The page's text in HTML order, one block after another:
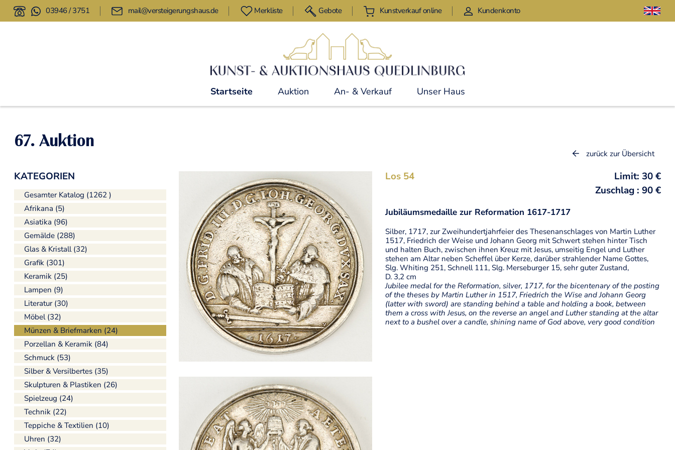
03946 / 3751 mail@versteigerungshaus.de Merkliste Gebote Kunstverkauf online Kundenkonto
Startseite Auktion An- & Verkauf Unser Haus
67. Auktion
KATEGORIEN
Gesamter Katalog (1262 )
Afrikana (5)
Asiatika (96)
Gemälde (288)
Glas & Kristall (32)
Grafik (301)
Keramik (25)
Lampen (9)
Literatur (30)
Möbel (32)
Münzen & Briefmarken (24)
Porzellan & Keramik (84)
Schmuck (53)
Silber & Versilbertes (35)
Skulpturen & Plastiken (26)
Spielzeug (24)
Technik (22)
Teppiche & Textilien (10)
Uhren (32)
zurück zur Übersicht
Los 54
Limit: 30 €
Zuschlag : 90 €
Jubiläumsmedaille zur Reformation 1617-1717
Silber, 1717, zur Zweihundertjahrfeier des Thesenanschlages von Martin Luther
1517, Friedrich der Weise und Johann Georg mit Schwert stehen hinter Tisch
und halten Buch, zwischen ihnen Kreuz mit Jesus, umseitig Engel und Luther
stehen am Altar neben Scheffel über Kerze, darüber strahlender Name Gottes,
Slg. Whiting 251, Schnell 111, Slg. Merseburger 15, sehr guter Zustand,
D. 3,2 cm
Jubilee medal for the Reformation, silver, 1717, for the bicentenary of the posting
of the theses by Martin Luther in 1517, Friedrich the Wise and Johann Georg
(latter with sword) are standing behind a table and holding a book, between
them a cross with Jesus, on the reverse an angel and Luther standing at the altar
next to a bushel over a candle, shining name of God above, very good condition